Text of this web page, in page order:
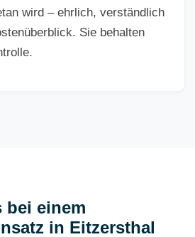
wird – ehrlich, verständlich
Sie behalten
bei einem
in Eitzersthal